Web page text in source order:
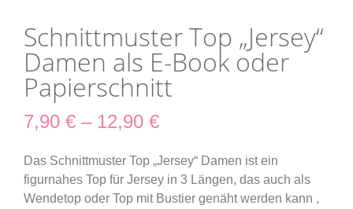
Schnittmuster Top „Jersey“
Damen als E-Book oder
Papierschnitt
7,90 € – 12,90 €
Das Schnittmuster Top „Jersey“ Damen ist ein
figurnahes Top für Jersey in 3 Längen, das auch als
Wendetop oder Top mit Bustier genäht werden kann ,